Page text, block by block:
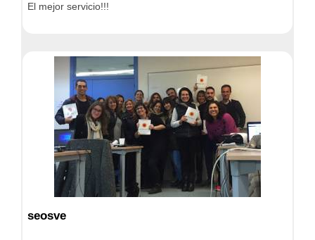
El mejor servicio!!!
seosve